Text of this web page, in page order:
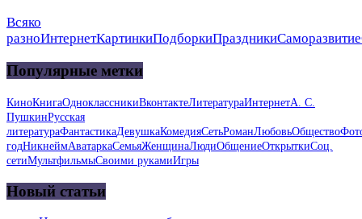
Всяко
разноИнтернетКартинкиПодборкиПраздникиСаморазвитие
Популярные метки
КиноКнигаОдноклассникиВконтактеЛитератураИнтернетА. С.
ПушкинРусская
литератураФантастикаДевушкаКомедияСетьРоманЛюбовьОбщество
годНикнеймАватаркаСемьяЖенщинаЛюдиОбщениеОткрыткиСоц.
сетиМультфильмыСвоими рукамиИгры
Новый статьи